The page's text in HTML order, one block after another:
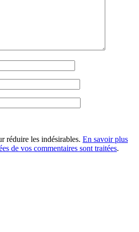
réduire les indésirables. En savoir plus
de vos commentaires sont traitées.